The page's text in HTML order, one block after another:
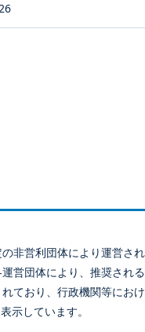
営利団体により運営さ
団体により、推奨され
おり、行政機関等にお
示しています。